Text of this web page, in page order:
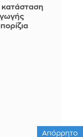
κατάσταση
Απόρρητο